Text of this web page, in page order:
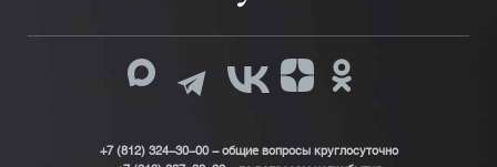
+7 (812) 324-30-00 - общие вопросы круглосуточно